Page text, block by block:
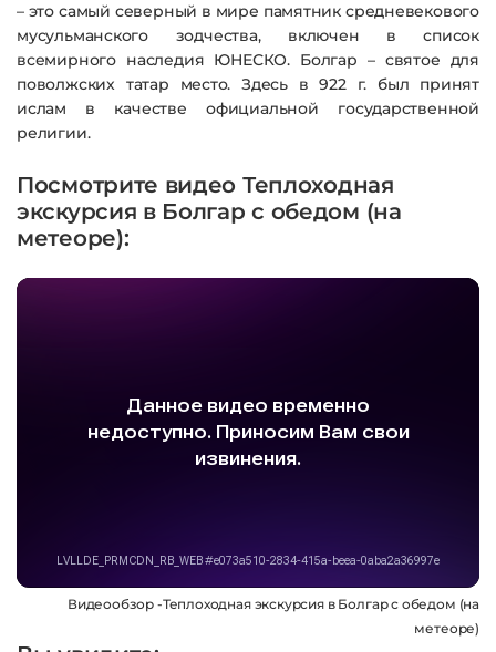
– это самый северный в мире памятник средневекового
мусульманского зодчества, включен в список
всемирного наследия ЮНЕСКО. Болгар – святое для
поволжских татар место. Здесь в 922 г. был принят
ислам в качестве официальной государственной
религии.
Посмотрите видео Теплоходная
экскурсия в Болгар с обедом (на
метеоре):
Видеообзор -Теплоходная экскурсия в Болгар с обедом (на
метеоре)